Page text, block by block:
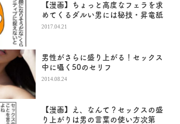
【漫画】ちょっと高度なフェラを求
めてくるダルい男には秘技・昇竜舐
2017.04.21
男性がさらに盛り上がる！セックス
中に囁く50のセリフ
2014.08.24
【漫画】え、なんて？セックスの盛
り上がりは男の言葉の使い方次第